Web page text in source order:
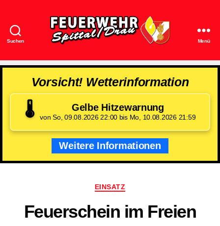
Suchen
Spittal/Drau
Menü
Vorsicht! Wetterinformation
🌡️ Gelbe Hitzewarnung
von So, 09.08.2026 22:00 bis Mo, 10.08.2026 21:59
Weitere Informationen
Kategorien
EINSATZ
Feuerschein im Freien